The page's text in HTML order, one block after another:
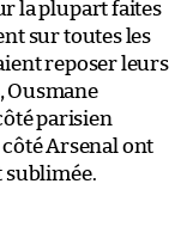
la plupart faites
sur toutes les
reposer leurs
Ousmane
parisien
côté Arsenal ont
sublimée.